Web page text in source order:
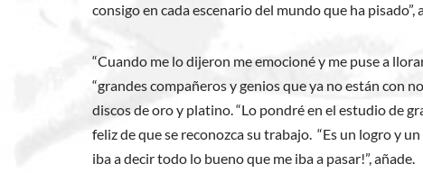
consigo en cada escenario del mundo que ha
“Cuando me lo dijeron me emocioné y me puse a
“grandes compañeros y genios que ya no están con
discos de oro y platino. “Lo pondré en el estudio de
feliz de que se reconozca su trabajo. “Es un logro y
iba a decir todo lo bueno que me iba a pasar!”, añade.